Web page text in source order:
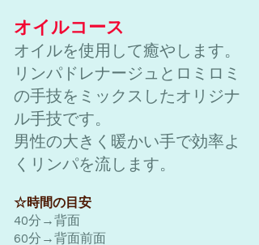
オイルコース
オイルを使用して癒やします。
リンパドレナージュとロミロミ
の手技をミックスしたオリジナ
ル手技です。
​男性の大きく暖かい手で効率よ
くリンパを流します。
☆時間の目安
40分→背面
60分→背面前面